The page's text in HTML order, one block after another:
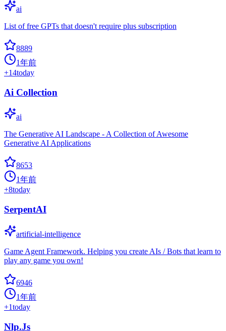
ai
List of free GPTs that doesn't require plus subscription
8889
1年前
+14today
Ai Collection
ai
The Generative AI Landscape - A Collection of Awesome
Generative AI Applications
8653
1年前
+8today
SerpentAI
artificial-intelligence
Game Agent Framework. Helping you create AIs / Bots that learn to
play any game you own!
6946
1年前
+1today
Nlp.Js